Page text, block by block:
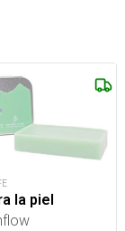
la piel